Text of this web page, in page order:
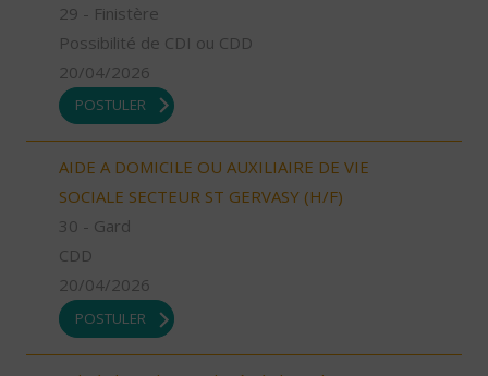
29 - Finistère
Possibilité de CDI ou CDD
20/04/2026
POSTULER
AIDE A DOMICILE OU AUXILIAIRE DE VIE
SOCIALE SECTEUR ST GERVASY (H/F)
30 - Gard
CDD
20/04/2026
POSTULER